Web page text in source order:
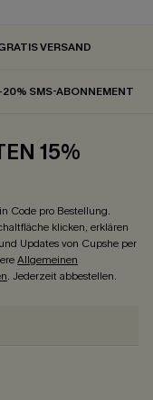
VERSAND
SMS-ABONNEMENT
15%
Code pro Bestellung.
klicken, erklären
Updates von Cupshe per
Allgemeinen
. Jederzeit abbestellen.